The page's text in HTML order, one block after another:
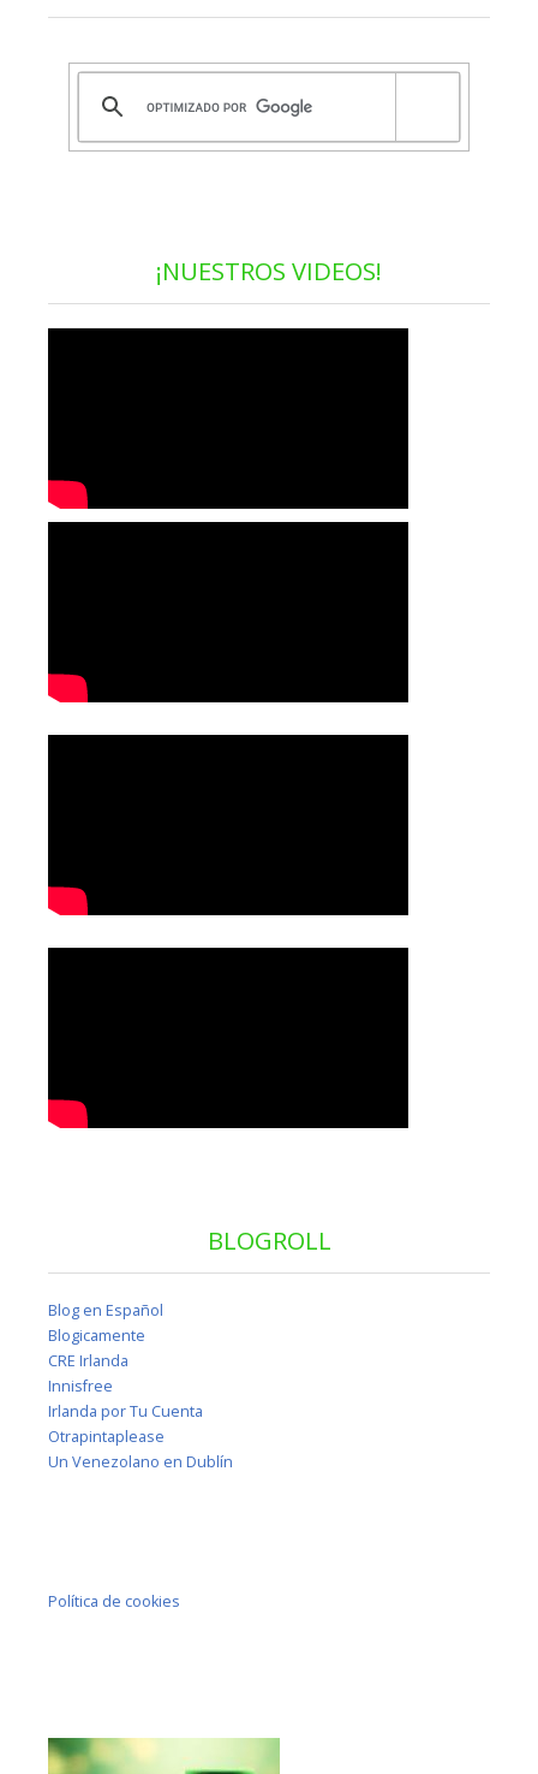
¡NUESTROS VIDEOS!
BLOGROLL
Blog en Español
Blogicamente
CRE Irlanda
Innisfree
Irlanda por Tu Cuenta
Otrapintaplease
Un Venezolano en Dublín
Política de cookies